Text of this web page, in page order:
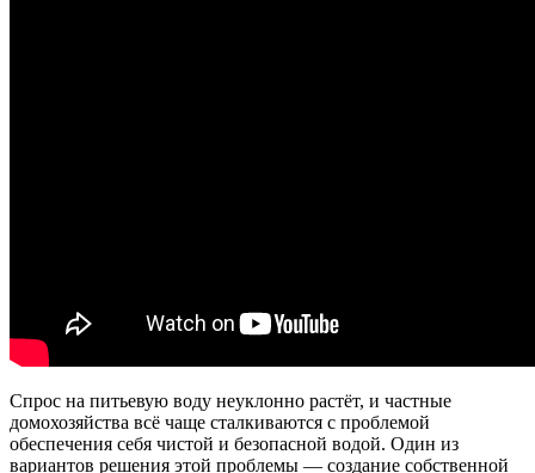
Спрос на питьевую воду неуклонно растёт, и частные
домохозяйства всё чаще сталкиваются с проблемой
обеспечения себя чистой и безопасной водой. Один из
вариантов решения этой проблемы — создание собственной